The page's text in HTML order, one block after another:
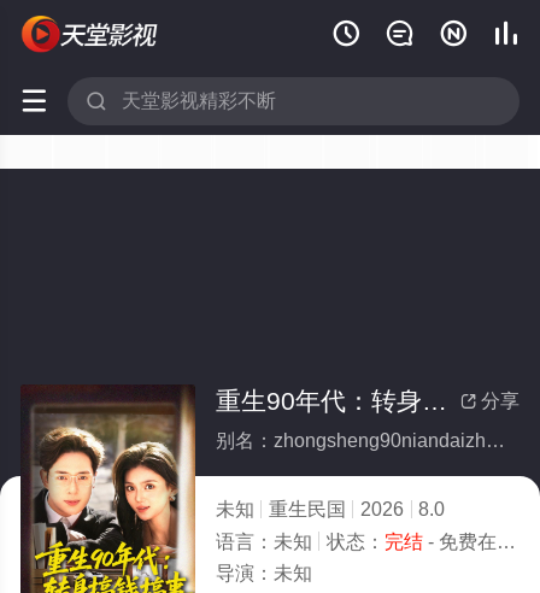
   
 
 分享
重生90年代：转身搞钱搞事(全集)
别名：zhongsheng90niandaizhuanshengaoqiangaoshi
未知 重生民国 2026
8.0
语言： 未知 状态： 完结- 免费在线观看
导演： 未知